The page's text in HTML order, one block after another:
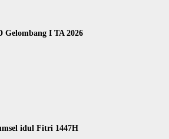
I TA 2026
idul Fitri 1447H